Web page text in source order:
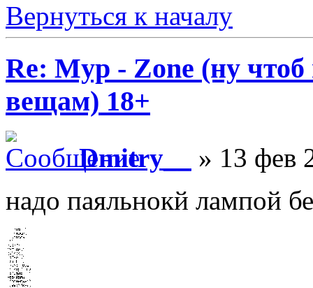
Вернуться к началу
Re: Myp - Zone (ну
вещам) 18+
Dmitry__
» 13 фев
надо паяльнокй лампой